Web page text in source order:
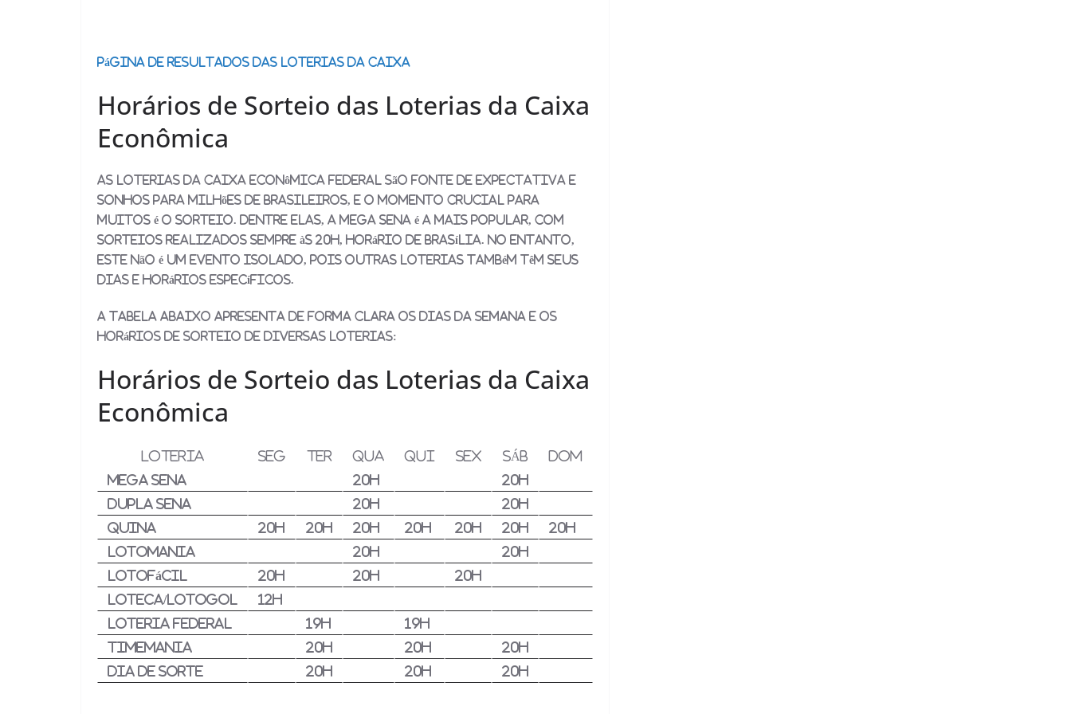
Página de Resultados das Loterias da Caixa
Horários de Sorteio das Loterias da Caixa
Econômica
As Loterias da Caixa Econômica Federal são fonte de expectativa e
sonhos para milhões de brasileiros, e o momento crucial para
muitos é o sorteio. Dentre elas, a Mega Sena é a mais popular, com
sorteios realizados sempre às 20h, horário de Brasília. No entanto,
este não é um evento isolado, pois outras loterias também têm seus
dias e horários específicos.
A tabela abaixo apresenta de forma clara os dias da semana e os
horários de sorteio de diversas loterias:
Horários de Sorteio das Loterias da Caixa
Econômica
LOTERIA SEG TER QUA QUI SEX SÁB
DOM
Mega Sena
20h
20h
Dupla Sena
20h
20h
Quina
20h 20h 20h 20h 20h 20h
20h
Lotomania
20h
20h
Lotofácil
20h 20h
20h
Loteca/Lotogol
12h
Loteria Federal
19h
19h
Timemania
20h 20h
20h
Dia de Sorte
20h 20h 20h